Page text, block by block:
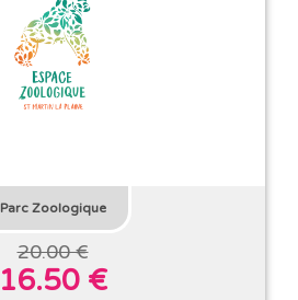
Parc Zoologique
20.00 €
16.50 €